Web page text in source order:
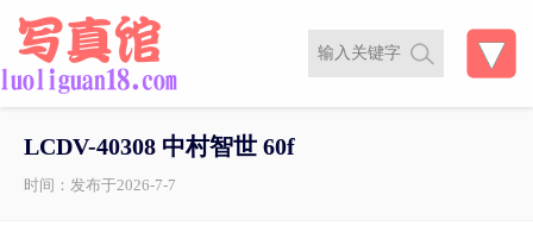
LCDV-40308 中村智世 60f
时间：发布于2026-7-7